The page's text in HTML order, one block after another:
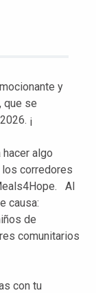
y
que se
¡
algo
corredores
Al
causa:
de
comunitarios
con tu